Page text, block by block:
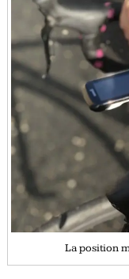
La position